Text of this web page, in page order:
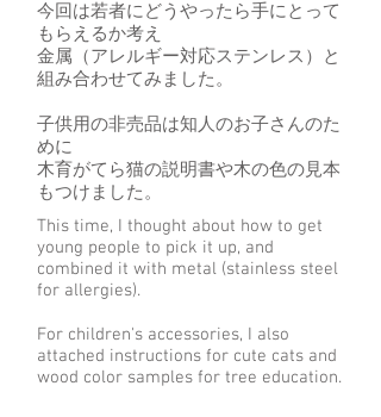
今回は若者にどうやったら手にとって
もらえるか考え
金属（アレルギー対応ステンレス）と
組み合わせてみました。
子供用の非売品は知人のお子さんのた
めに
​木育がてら猫の説明書や木の色の見本
もつけました。
This time, I thought about how to get
young people to pick it up, and
combined it with metal (stainless steel
for allergies).
For children's accessories, I also
attached instructions for cute cats and
wood color samples for tree education.